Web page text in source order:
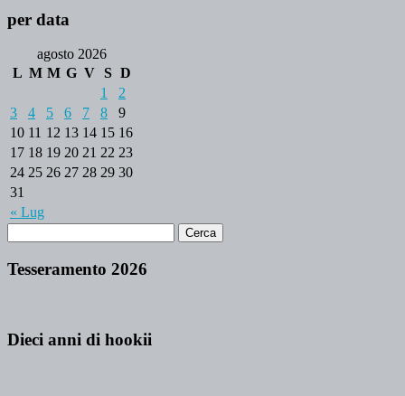
per data
agosto 2026
L M M G V S D
« Lug
1
2
3
4 5 6 7 8
9
10 11 12 13 14 15 16
17 18 19 20 21 22 23
24 25 26 27 28 29 30
31
Tesseramento 2026
Dieci anni di hookii